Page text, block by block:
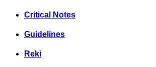
Critical Notes
Guidelines
Reki